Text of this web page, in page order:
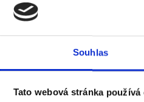
Souhlas
Tato webová stránka používá